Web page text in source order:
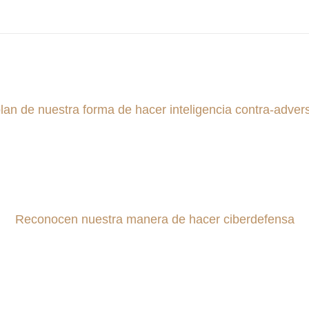
de nuestra forma de hacer inteligencia contra-
Reconocen nuestra manera de hacer ciberdefensa